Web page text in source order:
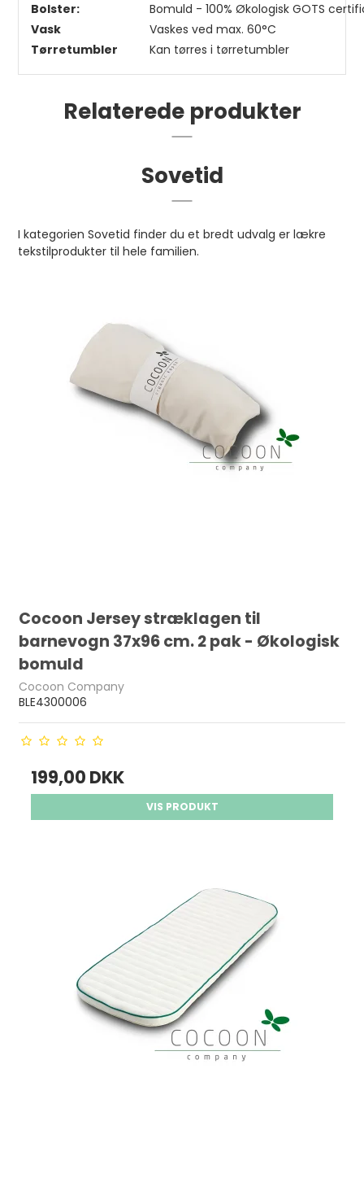
Bolster:
Bomuld - 100% Økologisk GOTS
Vask
Vaskes ved max. 60°C
Tørretumbler
Kan tørres i tørretumbler
Relaterede produkter
Sovetid
I kategorien Sovetid finder du et bredt udvalg er lækre
tekstilprodukter til hele familien.
Cocoon Jersey stræklagen til
barnevogn 37x96 cm. 2 pak - Økologisk
bomuld
Cocoon Company
BLE4300006
199,00 DKK
VIS PRODUKT